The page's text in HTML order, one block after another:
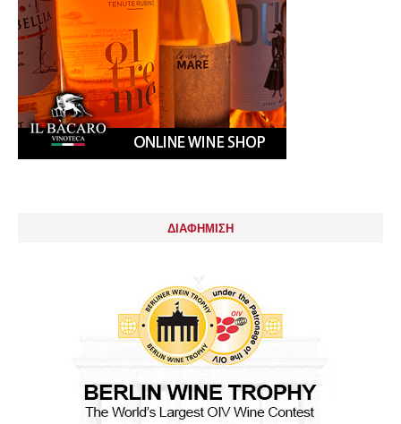
ΔΙΑΦΗΜΙΣΗ